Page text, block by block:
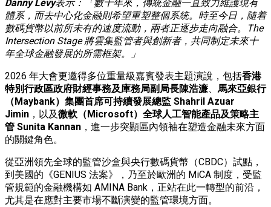
Danny Levy表示：「數十年來，傳統金融一直致力維護現有
體系，而去中心化金融則希望重塑整個系統。時至今日，隨着
數碼貨幣以前所未有的速度流動，兩者正逐步走向融合。
The
Intersection Stage將雲集監管者與創新者，共同制定未來十
年全球金融發展的所需框架。」
2026 年大會更邀得多位重量級嘉賓發表主題演說，包括香港
特別行政區政府財經事務及庫務局副局長陳浩濂、 馬來亞銀行
（ Maybank）集團首席可持續發展總監 Shahril Azuar
Jimin ，以及微軟（ Microsoft）全球人工智能產品及策略主
管 Sunita Kannan ，進一步突顯區內領袖在塑造金融未來方面
的關鍵角色。
從亞洲領先全球的監管沙盒與央行數碼貨幣（CBDC）試點，
到美國的《GENIUS 法案》，乃至於歐洲的 MiCA 制度，受監
管規範的金融機構如 AMINA Bank，正站在此一轉型的前沿，
尤其是在應對主要市場不斷演變的監管環境方面。